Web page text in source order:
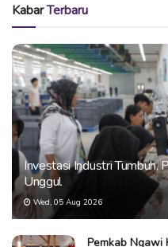
KabarTerbaru
Investasi Industri Tumbuh,
Unggul
Wed, 05 Aug 2026
Pemkab Ngawi